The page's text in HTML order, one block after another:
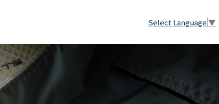
Select Language ▼